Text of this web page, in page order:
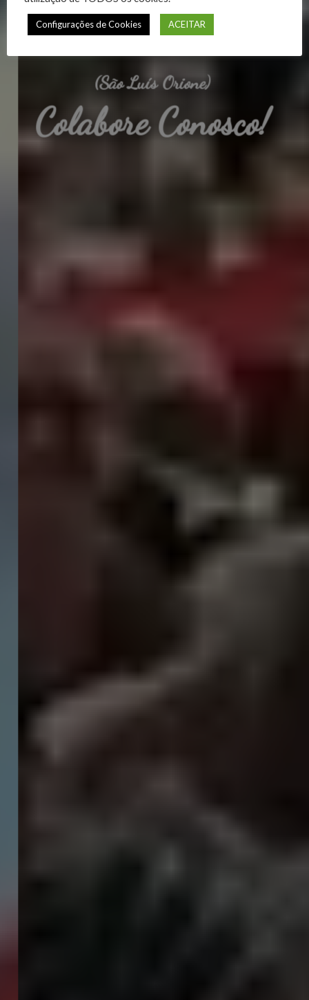
mundo.“
(São Luís Orione)
Colabore Conosco!
Configurações de Cookies ACEITAR